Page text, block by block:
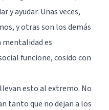
y ayudar. Unas veces,
y otras son los demás
mentalidad es
funcione, cosido con
esto al extremo. No
tanto que no dejan a los